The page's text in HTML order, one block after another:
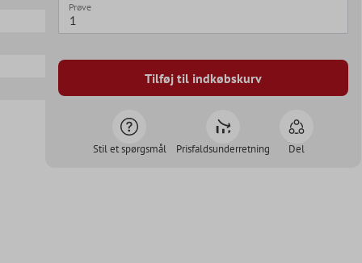
Prøve
Tilføj til indkøbskurv
Stil et spørgsmål Prisfaldsunderretning Del